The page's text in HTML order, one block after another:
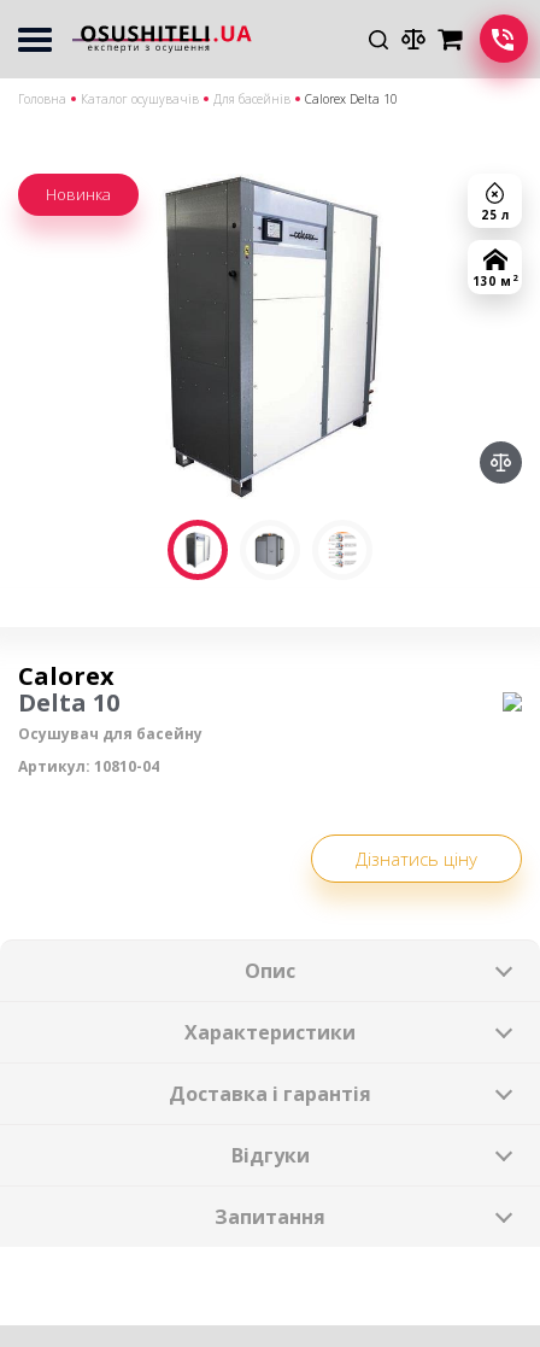
Головна Каталог осушувачів Для басейнів Calorex Delta 10
25 л
130 м 2
Новинка
Осушувач повітря
Calorex
Delta 10
Осушувач для басейну
Артикул: 10810-04
Дізнатись ціну
Опис
Характеристики
Доставка і гарантія
Відгуки
Запитання